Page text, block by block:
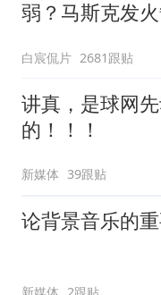
弱？马斯克发
白宸侃片 2681跟贴
讲真，是球网
的！！！
新媒体 39跟贴
论背景音乐的重